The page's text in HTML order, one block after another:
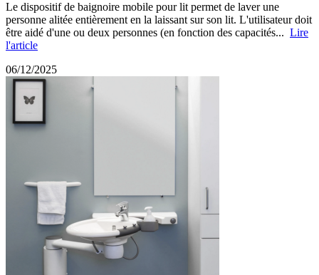
Le dispositif de baignoire mobile pour lit permet de laver une
personne alitée entièrement en la laissant sur son lit. L'utilisateur doit
être aidé d'une ou deux personnes (en fonction des capacités... Lire
l'article
06/12/2025